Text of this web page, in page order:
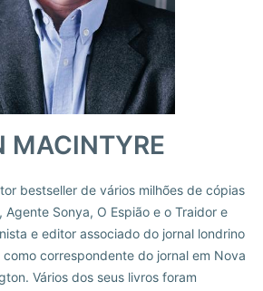
MACINTYRE
bestseller de vários milhões de cópias
Sonya, O Espião e o Traidor e
e editor associado do jornal londrino
correspondente do jornal em Nova
Vários dos seus livros foram